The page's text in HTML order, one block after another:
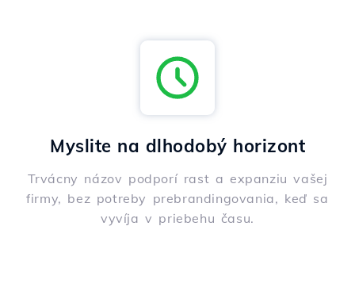
Myslite na dlhodobý horizont
Trvácny názov podporí rast a expanziu vašej
firmy, bez potreby prebrandingovania, keď sa
vyvíja v priebehu času.